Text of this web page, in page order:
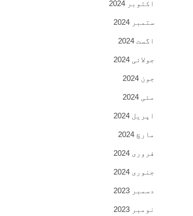
اکتوبر 2024
ستمبر 2024
اگست 2024
جولائی 2024
جون 2024
مئی 2024
اپریل 2024
مارچ 2024
فروری 2024
جنوری 2024
دسمبر 2023
نومبر 2023